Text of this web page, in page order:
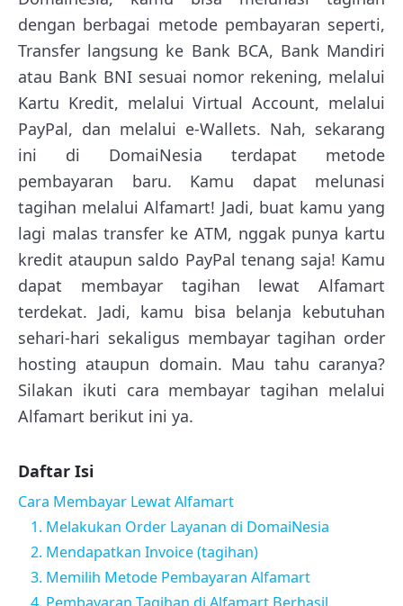
dengan berbagai metode pembayaran seperti,
Transfer langsung ke Bank BCA, Bank Mandiri
atau Bank BNI sesuai nomor rekening, melalui
Kartu Kredit, melalui Virtual Account, melalui
PayPal, dan melalui e-Wallets. Nah, sekarang
ini di DomaiNesia terdapat metode
pembayaran baru. Kamu dapat melunasi
tagihan melalui Alfamart! Jadi, buat kamu yang
lagi malas transfer ke ATM, nggak punya kartu
kredit ataupun saldo PayPal tenang saja! Kamu
dapat membayar tagihan lewat Alfamart
terdekat. Jadi, kamu bisa belanja kebutuhan
sehari-hari sekaligus membayar tagihan order
hosting ataupun domain. Mau tahu caranya?
Silakan ikuti cara membayar tagihan melalui
Alfamart berikut ini ya.
Daftar Isi
Cara Membayar Lewat Alfamart
1. Melakukan Order Layanan di DomaiNesia
2. Mendapatkan Invoice (tagihan)
3. Memilih Metode Pembayaran Alfamart
4. Pembayaran Tagihan di Alfamart Berhasil